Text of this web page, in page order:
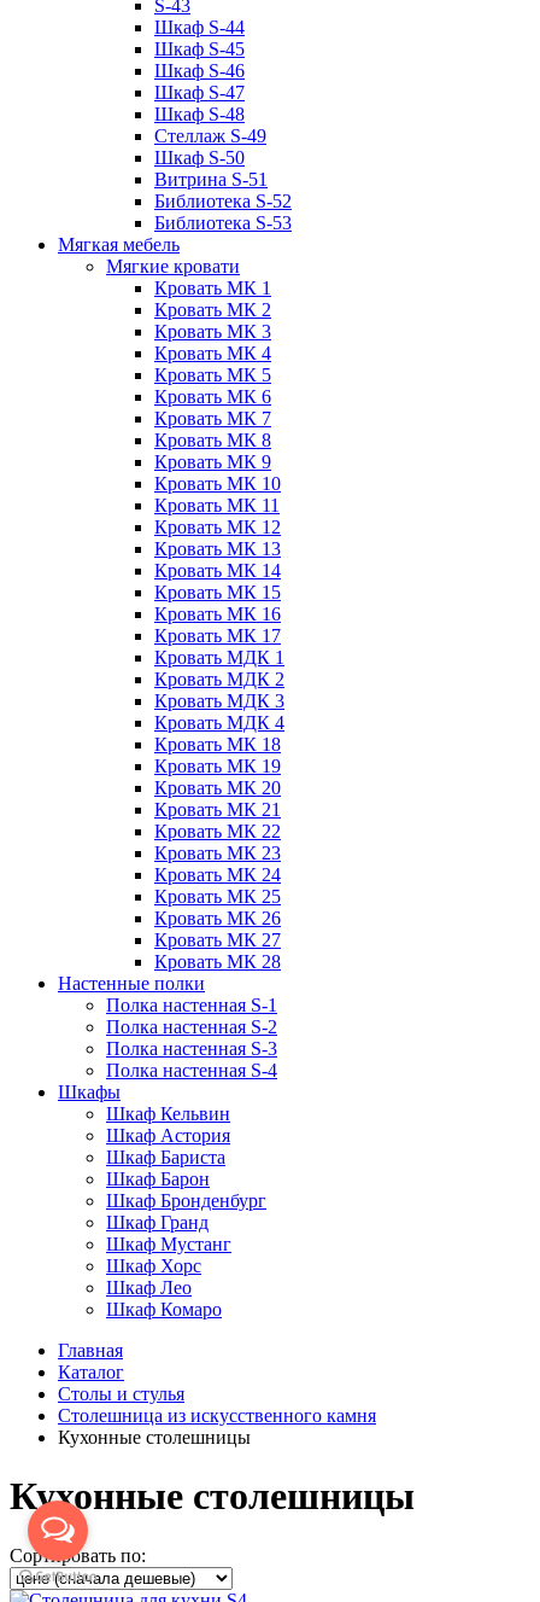
S-43
Шкаф S-44
Шкаф S-45
Шкаф S-46
Шкаф S-47
Шкаф S-48
Стеллаж S-49
Шкаф S-50
Витрина S-51
Библиотека S-52
Библиотека S-53
Мягкая мебель
Мягкие кровати
Кровать МК 1
Кровать МК 2
Кровать МК 3
Кровать МК 4
Кровать МК 5
Кровать МК 6
Кровать МК 7
Кровать МК 8
Кровать МК 9
Кровать МК 10
Кровать МК 11
Кровать МК 12
Кровать МК 13
Кровать МК 14
Кровать МК 15
Кровать МК 16
Кровать МК 17
Кровать МДК 1
Кровать МДК 2
Кровать МДК 3
Кровать МДК 4
Кровать МК 18
Кровать МК 19
Кровать МК 20
Кровать МК 21
Кровать МК 22
Кровать МК 23
Кровать МК 24
Кровать МК 25
Кровать МК 26
Кровать МК 27
Кровать МК 28
Настенные полки
Полка настенная S-1
Полка настенная S-2
Полка настенная S-3
Полка настенная S-4
Шкафы
Шкаф Кельвин
Шкаф Астория
Шкаф Бариста
Шкаф Барон
Шкаф Бронденбург
Шкаф Гранд
Шкаф Мустанг
Шкаф Хорс
Шкаф Лео
Шкаф Комаро
Главная
Каталог
Cтолы и стулья
Столешница из искусственного камня
Кухонные столешницы
Кухонные столешницы
Сортировать по: